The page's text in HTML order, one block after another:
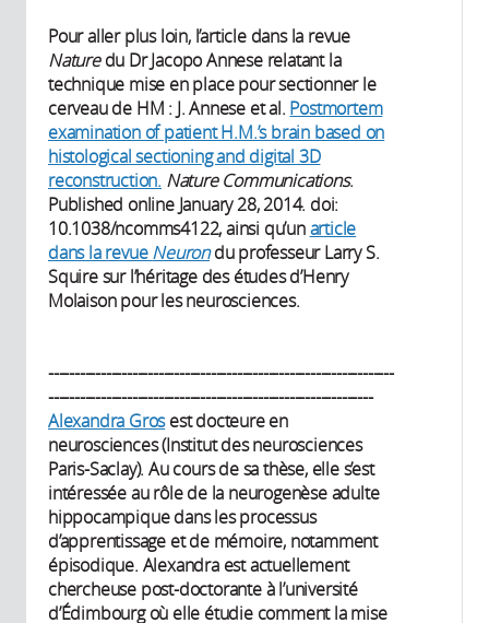
Pour aller plus loin, l’article dans la revue
Naturedu Dr Jacopo Annese relatant la
technique mise en place pour sectionner le
cerveau de HM : J. Annese et al. Postmortem
examination of patient H.M.’s brain based on
histological sectioning and digital 3D
reconstruction. Nature Communications.
Published online January 28, 2014. doi:
10.1038/ncomms4122, ainsi qu’unarticle
dans la revueNeurondu professeur Larry S.
Squire sur l’héritage des études d’Henry
Molaison pour les neurosciences.
------------------------------------------------------------------
--------------------------------------------------------------
Alexandra Grosest docteure en
neurosciences (Institut des neurosciences
Paris-Saclay). Au cours de sa thèse, elle s’est
intéressée au rôle de la neurogenèse adulte
hippocampique dans les processus
d’apprentissage et de mémoire, notamment
épisodique. Alexandra est actuellement
chercheuse post-doctorante à l’université
d’Édimbourg où elle étudie comment la mise